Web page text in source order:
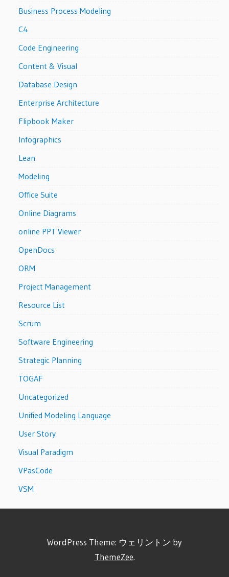
Business Process Modeling
C4
Code Engineering
Content & Visual
Database Design
Enterprise Architecture
Flipbook Maker
Infographics
Lean
Modeling
Office Suite
Online Diagrams
online PPT Viewer
OpenDocs
ORM
Project Management
Resource List
Scrum
Software Engineering
Strategic Planning
TOGAF
Uncategorized
Unified Modeling Language
User Story
Visual Paradigm
VPasCode
VSM
WordPress Theme: ウェリントン by
ThemeZee.